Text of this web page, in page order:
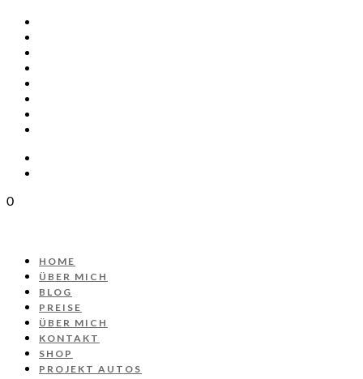
0
HOME
ÜBER MICH
BLOG
PREISE
ÜBER MICH
KONTAKT
SHOP
PROJEKT AUTOS